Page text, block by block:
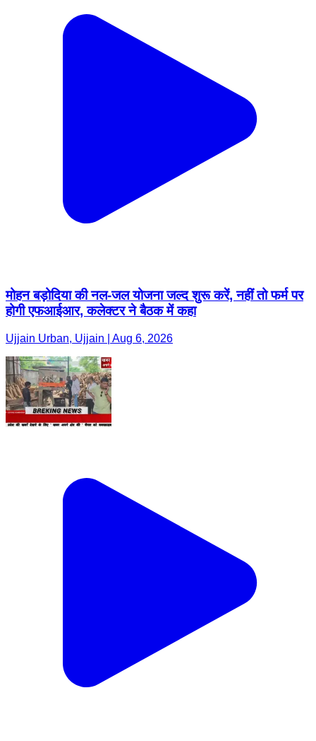
मोहन बड़ोदिया की नल-जल योजना जल्द शुरू करें, नहीं तो फर्म पर
होगी एफआईआर, कलेक्टर ने बैठक में कहा
Ujjain Urban, Ujjain | Aug 6, 2026